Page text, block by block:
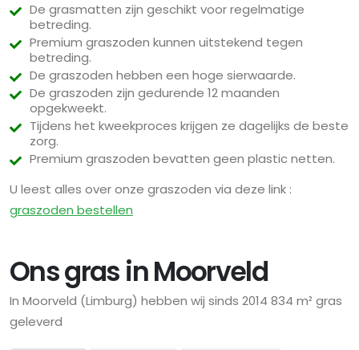
De grasmatten zijn geschikt voor regelmatige
betreding.
Premium graszoden kunnen uitstekend tegen
betreding.
De graszoden hebben een hoge sierwaarde.
De graszoden zijn gedurende 12 maanden
opgekweekt.
Tijdens het kweekproces krijgen ze dagelijks de beste
zorg.
Premium graszoden bevatten geen plastic netten.
U leest alles over onze graszoden via deze link :
graszoden bestellen
Ons gras in Moorveld
In Moorveld (Limburg) hebben wij sinds 2014 834 m² gras
geleverd